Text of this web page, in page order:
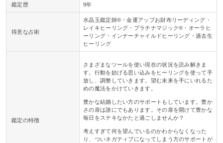
鑑定歴 9年
得意な占術
水晶玉鑑定師®️・金運アップお財布リーディング・
レイキヒーリング・プラチナマジック®️・オーラヒ
ーリング・インナーチャイルドヒーリング・過去生
ヒーリング
鑑定の特徴
さまざまなツールを使い現在の状況を読み解きま
す。行動を妨げる思い込みをヒーリングを使って手
放し、調整していきます。望む未来を手にいれるた
めの魔法をかけていきます。
豊かな結婚したい方のサポートもしています。豊か
さの扉は誰にでもあります。その扉を開けて豊かな
毎日をステキなかたと過ごしませんか？
考えすぎて何を望んでいるのかわからなくなった
り、ついネガティブになってしまう方のサポートが